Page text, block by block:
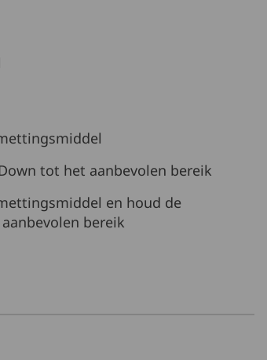
tot het aanbevolen bereik
en houd de
bereik